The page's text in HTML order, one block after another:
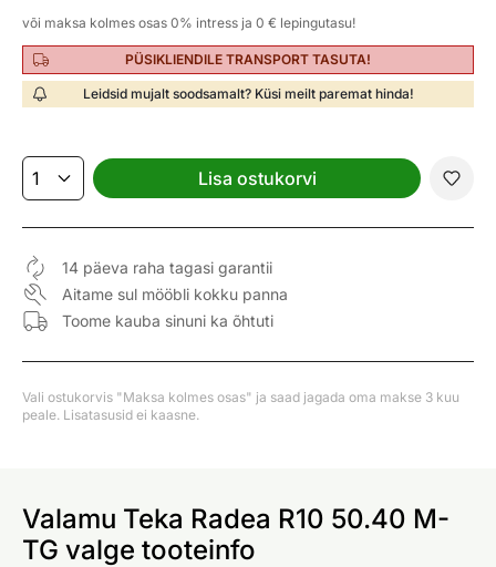
või maksa kolmes osas 0% intress ja 0 € lepingutasu!
PÜSIKLIENDILE TRANSPORT TASUTA!
Leidsid mujalt soodsamalt? Küsi meilt paremat hinda!
Lisa ostukorvi
14 päeva raha tagasi garantii
Aitame sul mööbli kokku panna
Toome kauba sinuni ka õhtuti
Vali ostukorvis "Maksa kolmes osas" ja saad jagada oma makse 3 kuu
peale. Lisatasusid ei kaasne.
Valamu Teka Radea R10 50.40 M-
TG valge tooteinfo